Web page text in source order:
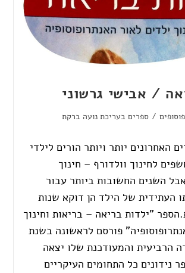
/ אבישי גרשוני
/ ספרים בעריכת נועה ברקת
האחרונים יותר ויותר הורים לילדי
לחינוך וולדורף – חינוך
השנים החשובות ביותר עבור
העתידית של הילד הן דוקא שנות
"ילדות בריאה – בריאות וחינוך
פורסם לראשונה בשנת
הרביעית והמעודכנת שלו יצאה
2011.בספר נידונים כל התחומים העיקריים